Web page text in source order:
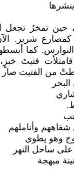
حين تمخرُ تجعل
كمصارع شرير.
النوارس. كما
فامتلأت فتيتَ
من الفتيت صار
وأناملهم
وهو يطوي
ساحل النهر
مبهجة